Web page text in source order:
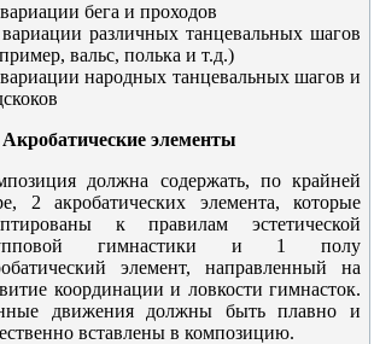
вариации бега и проходов
вариации различных танцевальных шагов
вальс, полька и т.д.)
вариации народных танцевальных шагов и
Акробатические элементы
должна содержать, по крайней
2 акробатических элемента, которые
к правилам эстетической
гимнастики и 1 полу
элемент, направленный на
координации и ловкости гимнасток.
движения должны быть плавно и
вставлены в композицию.